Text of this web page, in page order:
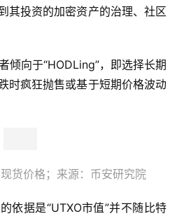
其投资的加密资产的治理、社区
倾向于“HODLing”，即选择长期
时疯狂抛售或基于短期价格波动
货价格；来源：币安研究院
依据是“UTXO市值”并不随比特